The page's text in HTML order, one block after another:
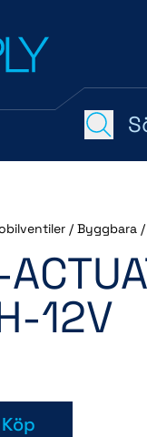
/ Byggbara /
12V
Köp